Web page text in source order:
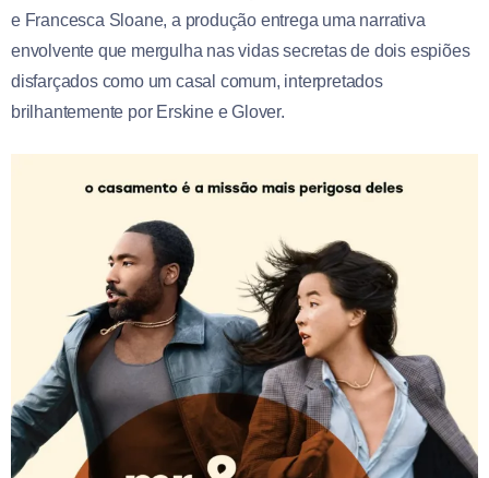
e Francesca Sloane, a produção entrega uma narrativa
envolvente que mergulha nas vidas secretas de dois espiões
disfarçados como um casal comum, interpretados
brilhantemente por Erskine e Glover.